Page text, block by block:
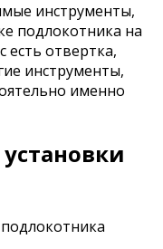
инструменты,
подлокотника на
есть отвертка,
инструменты,
именно